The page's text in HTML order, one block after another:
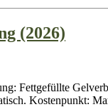
(2026)
Fettgefüllte
Kostenpunkt: